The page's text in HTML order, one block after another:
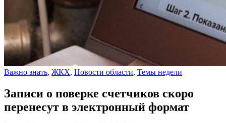
Важно знать, ЖКХ, Новости области, Темы недели
Записи о поверке счетчиков скоро
перенесут в электронный формат